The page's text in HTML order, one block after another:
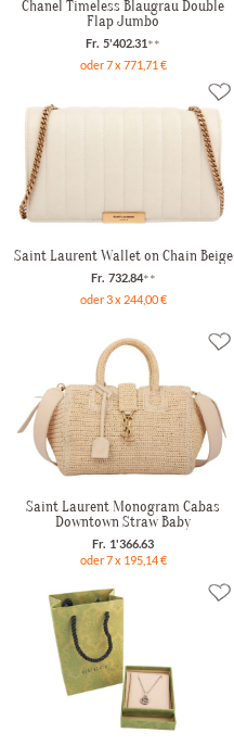
Chanel Timeless Blaugrau Double
Flap Jumbo
oder 7 x 771,71 €
Fr. 5'402.31**
Saint Laurent Wallet on Chain Beige
oder 3 x 244,00 €
Fr. 732.84**
Saint Laurent Monogram Cabas
Downtown Straw Baby
oder 7 x 195,14 €
Fr. 1'366.63